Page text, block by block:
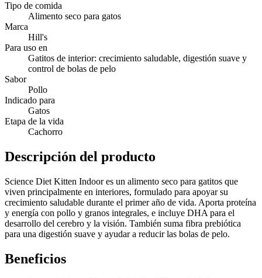
Tipo de comida
Alimento seco para gatos
Marca
Hill's
Para uso en
Gatitos de interior: crecimiento saludable, digestión suave y
control de bolas de pelo
Sabor
Pollo
Indicado para
Gatos
Etapa de la vida
Cachorro
Descripción del producto
Science Diet Kitten Indoor es un alimento seco para gatitos que
viven principalmente en interiores, formulado para apoyar su
crecimiento saludable durante el primer año de vida. Aporta proteína
y energía con pollo y granos integrales, e incluye DHA para el
desarrollo del cerebro y la visión. También suma fibra prebiótica
para una digestión suave y ayudar a reducir las bolas de pelo.
Beneficios